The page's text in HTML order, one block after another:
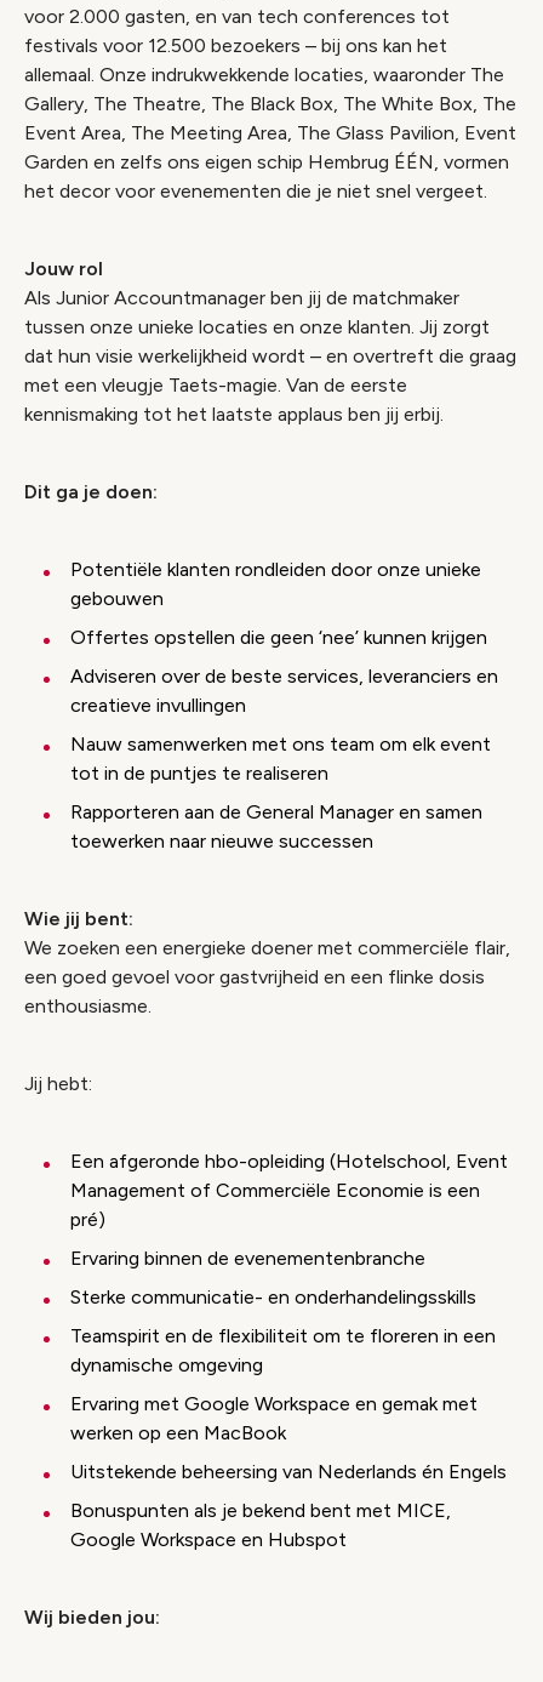
voor 2.000 gasten, en van tech conferences tot
festivals voor 12.500 bezoekers – bij ons kan het
allemaal. Onze indrukwekkende locaties, waaronder The
Gallery, The Theatre, The Black Box, The White Box, The
Event Area, The Meeting Area, The Glass Pavilion, Event
Garden en zelfs ons eigen schip Hembrug ÉÉN, vormen
het decor voor evenementen die je niet snel vergeet.
Jouw rol
Als Junior Accountmanager ben jij de matchmaker
tussen onze unieke locaties en onze klanten. Jij zorgt
dat hun visie werkelijkheid wordt – en overtreft die graag
met een vleugje Taets-magie. Van de eerste
kennismaking tot het laatste applaus ben jij erbij.
Dit ga je doen:
Potentiële klanten rondleiden door onze unieke
gebouwen
Offertes opstellen die geen ‘nee’ kunnen krijgen
Adviseren over de beste services, leveranciers en
creatieve invullingen
Nauw samenwerken met ons team om elk event
tot in de puntjes te realiseren
Rapporteren aan de General Manager en samen
toewerken naar nieuwe successen
Wie jij bent:
We zoeken een energieke doener met commerciële flair,
een goed gevoel voor gastvrijheid en een flinke dosis
enthousiasme.
Jij hebt:
Een afgeronde hbo-opleiding (Hotelschool, Event
Management of Commerciële Economie is een
pré)
Ervaring binnen de evenementenbranche
Sterke communicatie- en onderhandelingsskills
Teamspirit en de flexibiliteit om te floreren in een
dynamische omgeving
Ervaring met Google Workspace en gemak met
werken op een MacBook
Uitstekende beheersing van Nederlands én Engels
Bonuspunten als je bekend bent met MICE,
Google Workspace en Hubspot
Wij bieden jou: